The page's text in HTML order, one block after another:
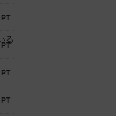
PT
PT
PT
PT